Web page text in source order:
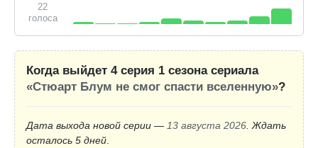
22
голоса
Когда выйдет 4 серия 1 сезона сериала
«Стюарт Блум не смог спасти вселенную»?
Дата выхода новой серии — 13 августа 2026 . Ждать
осталось 5 дней